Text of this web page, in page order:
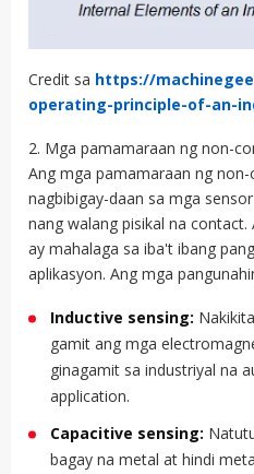
Credit sa https://
operating-principle-of-an-
2. Mga pamamaraan ng non-
Ang mga pamamaraan ng
nagbibigay-daan sa mga
nang walang pisikal na
ay mahalaga sa iba't ibang
aplikasyon. Ang mga
Inductive sensing:
gamit ang mga
ginagamit sa industriyal na
application.
Capacitive sensing:
bagay na metal at hindi